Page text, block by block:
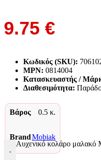
9.75 €
Κωδικός (SKU):
MPN: 0814004
Κατασκευαστής /
Διαθεσιμότητα:
Βάρος 0.5 κ.
BrandMobiak
-
Αυχενικό κολάρο μαλακό